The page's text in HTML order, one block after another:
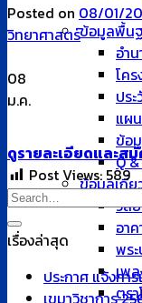
ข้อมูลพื้น
อำ
โค
ปร
แผ
ข้อ
Q
ข้อมูลเกี่ย
วิสั
อา
พระ
เพล
ตร
Posted on 08/01/
วิทยาศาสตร์
08
ม.ค.
ดูรายละเอียดและส
Post Views: 589
เรื่องล่าสุด
ประกาศ แจ้งกา
เขมาวิชาการ